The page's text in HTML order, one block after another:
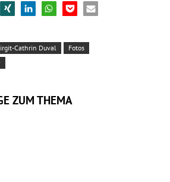
Cathrin Duval
Fotos
ZUM THEMA